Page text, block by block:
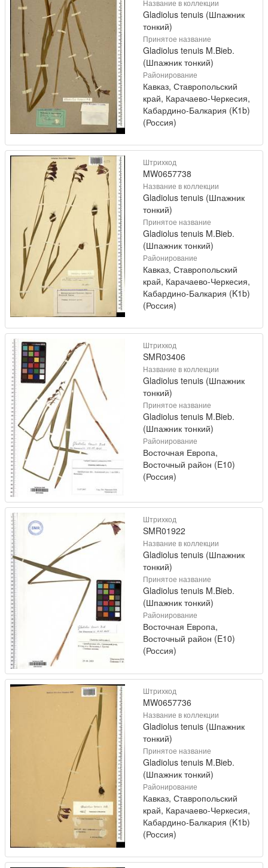
Название в коллекции
Gladiolus tenuis (Шпажник
тонкий)
Принятое название
Gladiolus tenuis M.Bieb.
(Шпажник тонкий)
Районирование
Кавказ, Ставропольский
край, Карачаево-Черкесия,
Кабардино-Балкария (K1b)
(Россия)
Штрихкод
MW0657738
Название в коллекции
Gladiolus tenuis (Шпажник
тонкий)
Принятое название
Gladiolus tenuis M.Bieb.
(Шпажник тонкий)
Районирование
Кавказ, Ставропольский
край, Карачаево-Черкесия,
Кабардино-Балкария (K1b)
(Россия)
Штрихкод
SMR03406
Название в коллекции
Gladiolus tenuis (Шпажник
тонкий)
Принятое название
Gladiolus tenuis M.Bieb.
(Шпажник тонкий)
Районирование
Восточная Европа,
Восточный район (E10)
(Россия)
Штрихкод
SMR01922
Название в коллекции
Gladiolus tenuis (Шпажник
тонкий)
Принятое название
Gladiolus tenuis M.Bieb.
(Шпажник тонкий)
Районирование
Восточная Европа,
Восточный район (E10)
(Россия)
Штрихкод
MW0657736
Название в коллекции
Gladiolus tenuis (Шпажник
тонкий)
Принятое название
Gladiolus tenuis M.Bieb.
(Шпажник тонкий)
Районирование
Кавказ, Ставропольский
край, Карачаево-Черкесия,
Кабардино-Балкария (K1b)
(Россия)